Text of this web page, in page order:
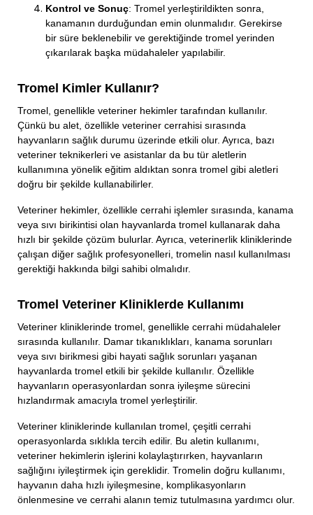
Kontrol ve Sonuç: Tromel yerleştirildikten sonra,
kanamanın durduğundan emin olunmalıdır. Gerekirse
bir süre beklenebilir ve gerektiğinde tromel yerinden
çıkarılarak başka müdahaleler yapılabilir.
Tromel Kimler Kullanır?
Tromel, genellikle veteriner hekimler tarafından kullanılır.
Çünkü bu alet, özellikle veteriner cerrahisi sırasında
hayvanların sağlık durumu üzerinde etkili olur. Ayrıca, bazı
veteriner teknikerleri ve asistanlar da bu tür aletlerin
kullanımına yönelik eğitim aldıktan sonra tromel gibi aletleri
doğru bir şekilde kullanabilirler.
Veteriner hekimler, özellikle cerrahi işlemler sırasında, kanama
veya sıvı birikintisi olan hayvanlarda tromel kullanarak daha
hızlı bir şekilde çözüm bulurlar. Ayrıca, veterinerlik kliniklerinde
çalışan diğer sağlık profesyonelleri, tromelin nasıl kullanılması
gerektiği hakkında bilgi sahibi olmalıdır.
Tromel Veteriner Kliniklerde Kullanımı
Veteriner kliniklerinde tromel, genellikle cerrahi müdahaleler
sırasında kullanılır. Damar tıkanıklıkları, kanama sorunları
veya sıvı birikmesi gibi hayati sağlık sorunları yaşanan
hayvanlarda tromel etkili bir şekilde kullanılır. Özellikle
hayvanların operasyonlardan sonra iyileşme sürecini
hızlandırmak amacıyla tromel yerleştirilir.
Veteriner kliniklerinde kullanılan tromel, çeşitli cerrahi
operasyonlarda sıklıkla tercih edilir. Bu aletin kullanımı,
veteriner hekimlerin işlerini kolaylaştırırken, hayvanların
sağlığını iyileştirmek için gereklidir. Tromelin doğru kullanımı,
hayvanın daha hızlı iyileşmesine, komplikasyonların
önlenmesine ve cerrahi alanın temiz tutulmasına yardımcı olur.